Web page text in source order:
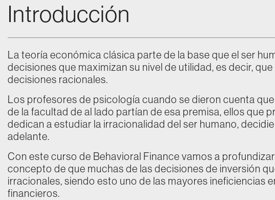
Introducción
La teoría económica clásica parte de la base que el ser
decisiones que maximizan su nivel de utilidad, es decir,
decisiones racionales.
Los profesores de psicología cuando se dieron cuenta
de la facultad de al lado partían de esa premisa, ellos que
dedican a estudiar la irracionalidad del ser humano,
adelante.
Con este curso de Behavioral Finance vamos a
concepto de que muchas de las decisiones de inversión
irracionales, siendo esto uno de las mayores ineficiencias
financieros.